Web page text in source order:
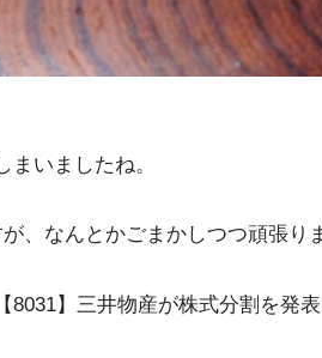
いましたね。
、なんとかごまかしつつ頑張り
8031】三井物産が株式分割を発